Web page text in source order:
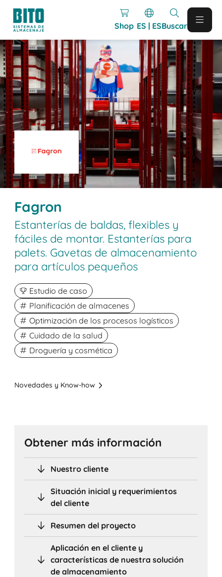
Shop ES | ESBuscar
Fagron
Estanterías de baldas, flexibles y
fáciles de montar. Estanterías para
palets. Gavetas de almacenamiento
para artículos pequeños
Estudio de caso
Planificación de almacenes
Optimización de los procesos logísticos
Cuidado de la salud
Droguería y cosmética
Novedades y Know-how
Obtener más información
Nuestro cliente
Situación inicial y requerimientos
del cliente
Resumen del proyecto
Aplicación en el cliente y
características de nuestra solución
de almacenamiento